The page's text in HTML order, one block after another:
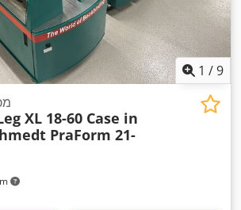
1 /9
XL 18-60 Case in
PraForm 21-